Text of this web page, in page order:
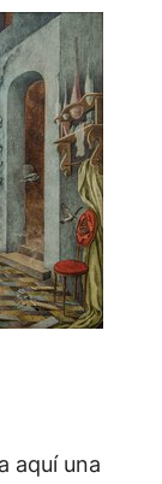
aquí una